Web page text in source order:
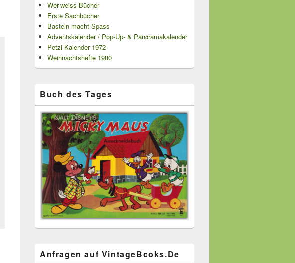
Wer-weiss-Bücher
Erste Sachbücher
Basteln macht Spass
Adventskalender / Pop-Up- & Panoramakalender
Petzi Kalender 1972
Weihnachtshefte 1980
Buch des Tages
Anfragen auf VintageBooks.De